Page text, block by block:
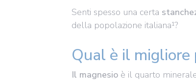
Senti spesso una certa
della popolazione italiana¹?
Qual è il migliore
Il magnesio è il quarto